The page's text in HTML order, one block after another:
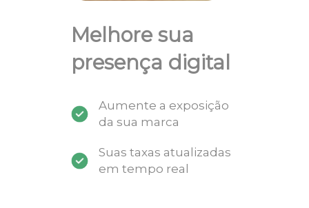
Melhore sua
presença digital
Aumente a exposição
da sua marca
Suas taxas atualizadas
em tempo real